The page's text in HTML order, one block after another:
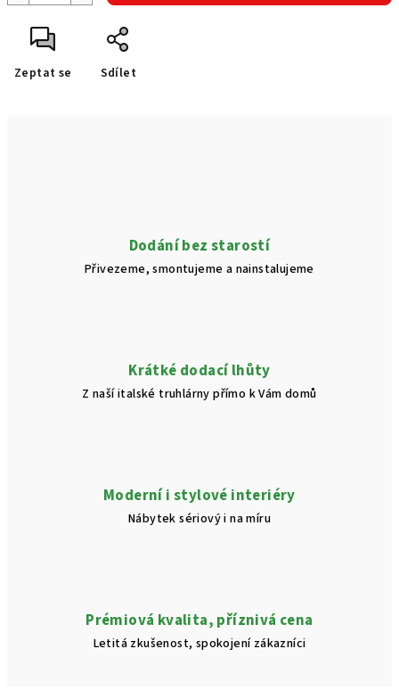
Zeptat se Sdílet
Dodání bez starostí
Přivezeme, smontujeme a nainstalujeme
Krátké dodací lhůty
Z naší italské truhlárny přímo k Vám domů
Moderní i stylové interiéry
Nábytek sériový i na míru
Prémiová kvalita, příznivá cena
Letitá zkušenost, spokojení zákazníci